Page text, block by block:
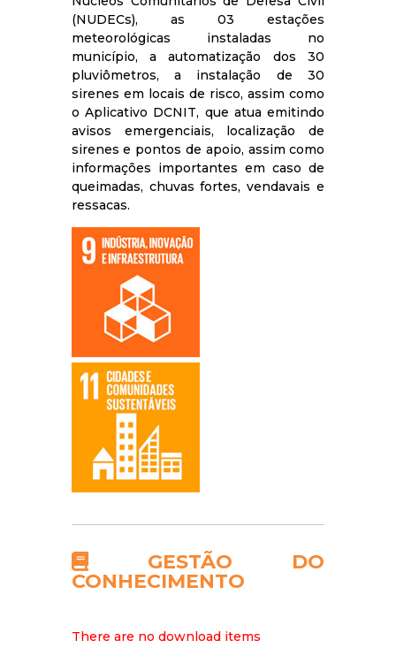
(NUDECs), as 03 estações
meteorológicas instaladas no
município, a automatização dos 30
pluviômetros, a instalação de 30
sirenes em locais de risco, assim como
o Aplicativo DCNIT, que atua emitindo
avisos emergenciais, localização de
sirenes e pontos de apoio, assim como
informações importantes em caso de
queimadas, chuvas fortes, vendavais e
ressacas.
GESTÃO DO
CONHECIMENTO
There are no download items